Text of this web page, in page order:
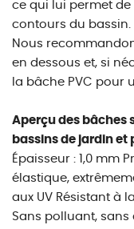
ce qui lui permet de
contours du bassin.
Nous
en dessous et, si
la bâche PVC pour
Aperçu des bâches
bassins de jardin et
Épaisseur : 1,0 mm
élastique,
aux UV Résistant à
Sans polluant,